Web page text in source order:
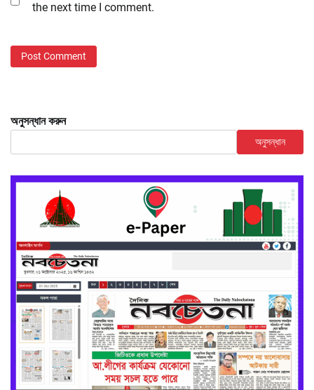
the next time I comment.
অনুসন্ধান করুন
অনুসন্ধান